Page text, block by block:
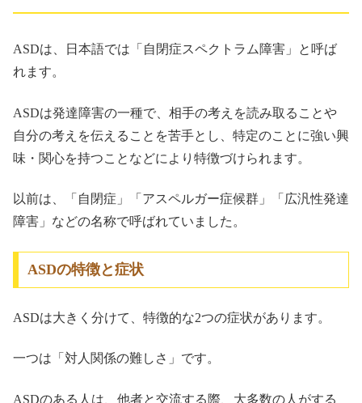
ASDは、日本語では「自閉症スペクトラム障害」と呼ば
れます。
ASDは発達障害の一種で、相手の考えを読み取ることや
自分の考えを伝えることを苦手とし、特定のことに強い興
味・関心を持つことなどにより特徴づけられます。
以前は、「自閉症」「アスペルガー症候群」「広汎性発達
障害」などの名称で呼ばれていました。
ASDの特徴と症状
ASDは大きく分けて、特徴的な2つの症状があります。
一つは「対人関係の難しさ」です。
ASDのある人は、他者と交流する際、大多数の人がする